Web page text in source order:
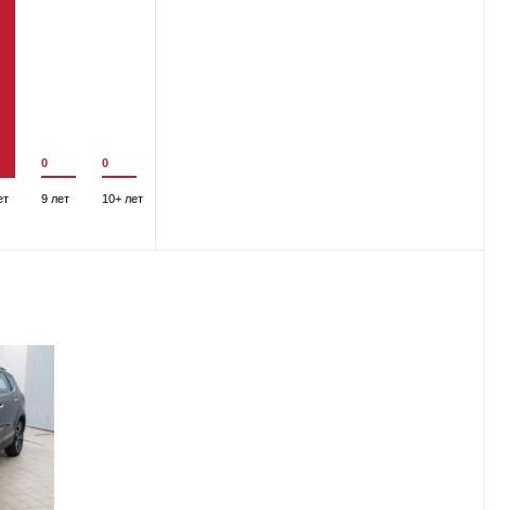
0
9 лет
0
10+ лет